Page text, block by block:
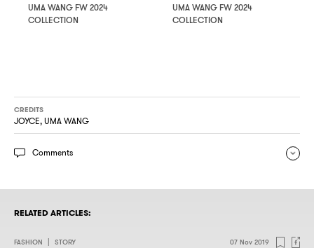
UMA WANG FW 2024
COLLECTION
UMA WANG FW 2024
COLLECTION
CREDITS
JOYCE, UMA WANG
Comments
RELATED ARTICLES:
FASHION | STORY 07 Nov 2019